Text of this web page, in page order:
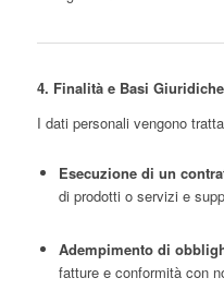
4. Finalità e Basi
I dati personali vengono
Esecuzione di un
di prodotti o servizi e
Adempimento di
fatture e conformità con